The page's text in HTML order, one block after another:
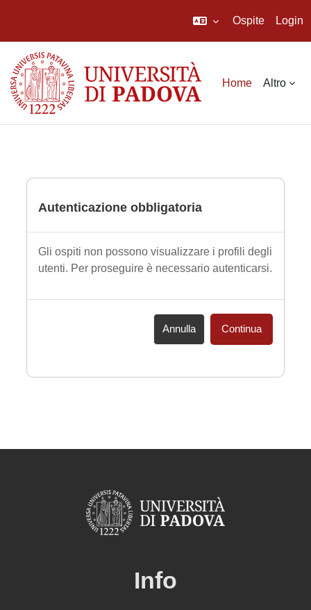
Ospite Login
Home Altro
Autenticazione obbligatoria
Gli ospiti non possono visualizzare i profili degli
utenti. Per proseguire è necessario autenticarsi.
Annulla Continua
Info